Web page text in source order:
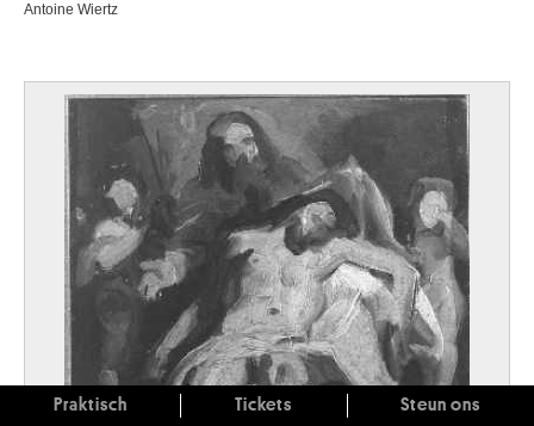
Antoine Wiertz
Praktisch Tickets Steun ons